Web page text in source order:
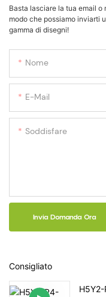
Basta lasciare la tua email
modo che possiamo inviarti
gamma di disegni!
Nome
E-Mail
Soddisfare
Invia Domanda Ora
Consigliato